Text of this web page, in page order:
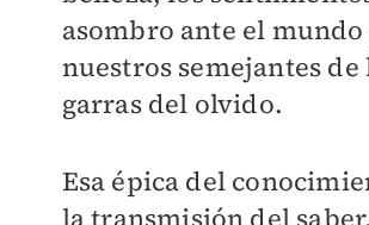
asombro ante el
nuestros semejantes de
garras del olvido.
Esa épica del
la transmisión del